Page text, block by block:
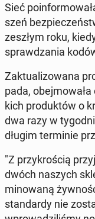
Sieć
szeń
zeszłym roku,
spraw­dza­nia
Zak­tu­ali­zo­wa­na
pa­da,
kich pro­duk­tów o
dwa razy w
długim ter­mi­nie
"Z przy­kro­ścią
dwóch naszych
mi­no­wa­ną
stan­dar­dy nie